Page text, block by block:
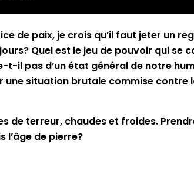
de paix, je crois qu’il faut jeter un
Quel est le jeu de pouvoir qui
il pas d’un état général de notre
une situation brutale commise
de terreur, chaudes et froides.
l’âge de pierre?